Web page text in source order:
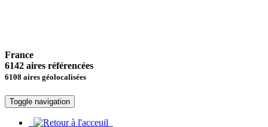
France
6142 aires référencées
6108 aires géolocalisées
Toggle navigation